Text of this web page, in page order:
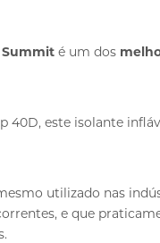
Summit é um dos
40D, este isolante
utilizado nas
e que